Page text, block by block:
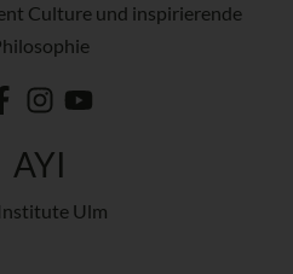
Culture und inspirierende
AYI
Ulm